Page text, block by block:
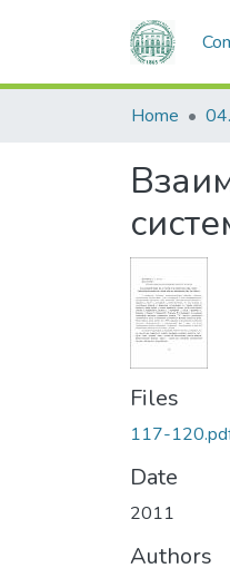
Home
Files
117-
Date
2011
Authors